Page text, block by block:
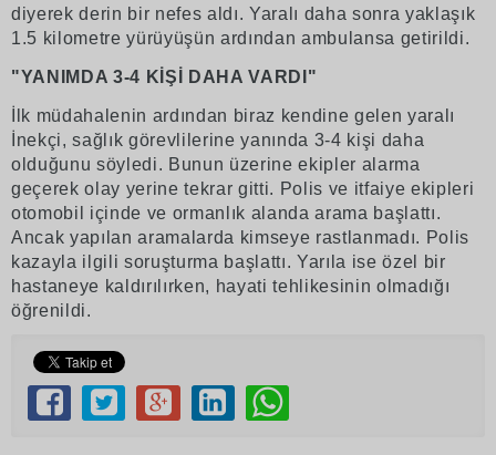
diyerek derin bir nefes aldı. Yaralı daha sonra yaklaşık
1.5 kilometre yürüyüşün ardından ambulansa getirildi.
"YANIMDA 3-4 KİŞİ DAHA VARDI"
İlk müdahalenin ardından biraz kendine gelen yaralı
İnekçi, sağlık görevlilerine yanında 3-4 kişi daha
olduğunu söyledi. Bunun üzerine ekipler alarma
geçerek olay yerine tekrar gitti. Polis ve itfaiye ekipleri
otomobil içinde ve ormanlık alanda arama başlattı.
Ancak yapılan aramalarda kimseye rastlanmadı. Polis
kazayla ilgili soruşturma başlattı. Yarıla ise özel bir
hastaneye kaldırılırken, hayati tehlikesinin olmadığı
öğrenildi.